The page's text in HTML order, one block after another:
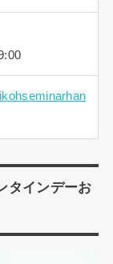
タインデーお